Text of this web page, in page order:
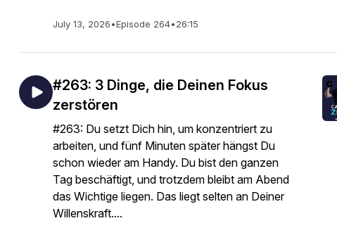
July 13, 2026•Episode 264•26:15
#263: 3 Dinge, die Deinen Fokus
zerstören
#263: Du setzt Dich hin, um konzentriert zu
arbeiten, und fünf Minuten später hängst Du
schon wieder am Handy. Du bist den ganzen
Tag beschäftigt, und trotzdem bleibt am Abend
das Wichtige liegen. Das liegt selten an Deiner
Willenskraft....